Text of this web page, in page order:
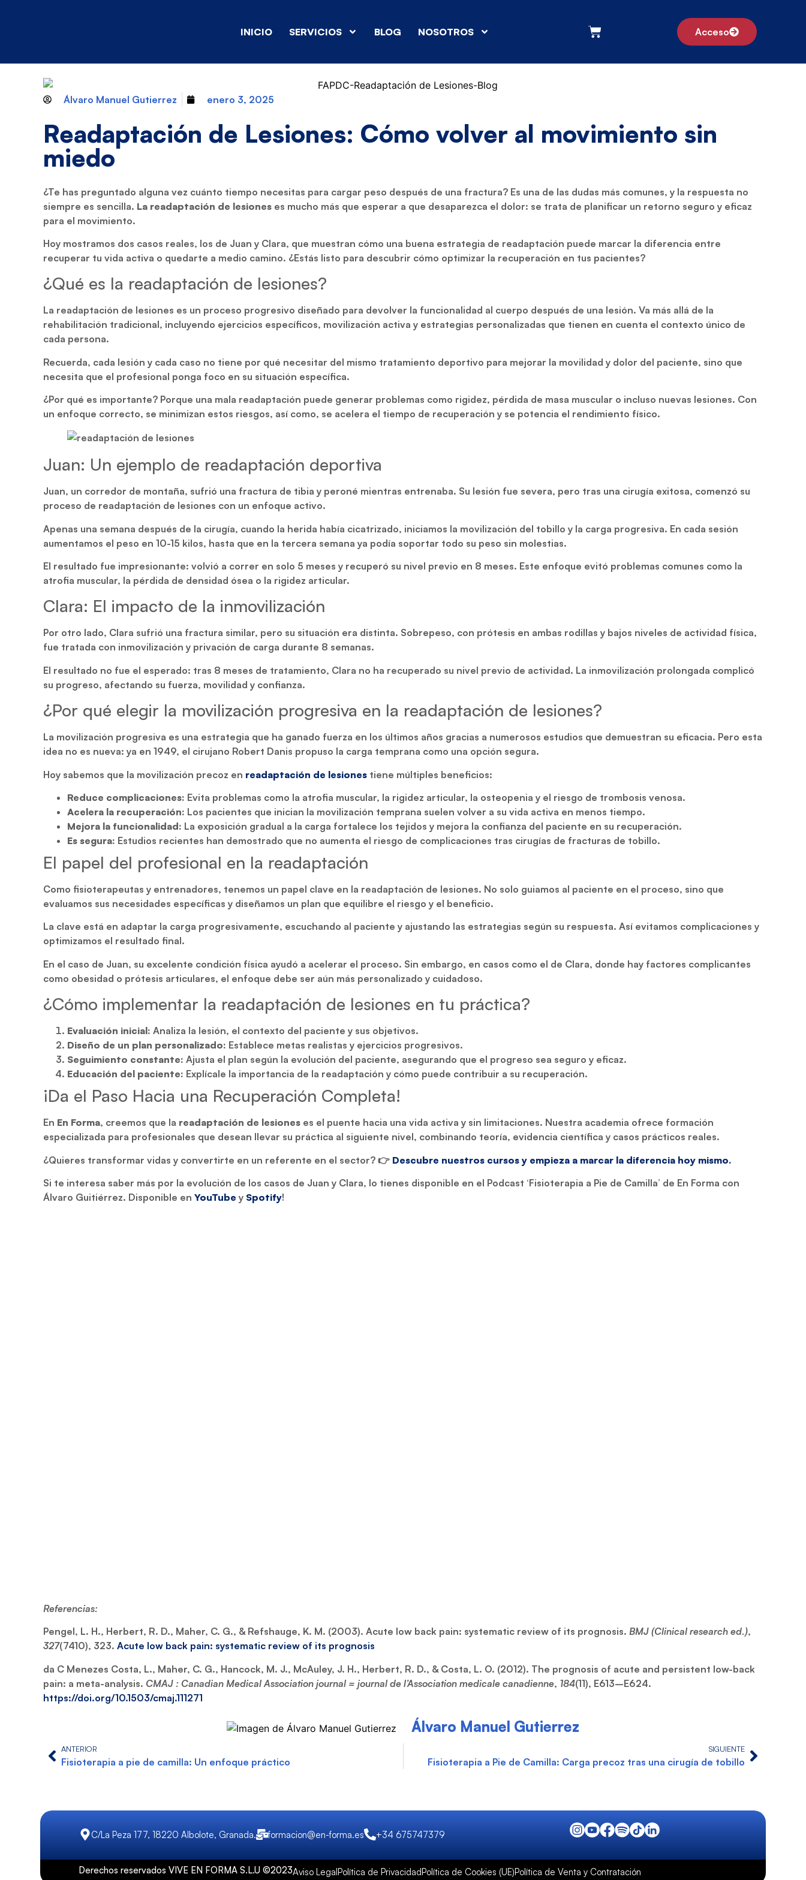
INICIO SERVICIOS BLOG NOSOTROS Acceso
Álvaro Manuel Gutierrez enero 3, 2025
Readaptación de Lesiones: Cómo volver al movimiento sin
miedo
¿Te has preguntado alguna vez cuánto tiempo necesitas para cargar peso después de una fractura? Es una de las dudas más comunes, y la respuesta no
siempre es sencilla. La readaptación de lesiones es mucho más que esperar a que desaparezca el dolor: se trata de planificar un retorno seguro y eficaz
para el movimiento.
Hoy mostramos dos casos reales, los de Juan y Clara, que muestran cómo una buena estrategia de readaptación puede marcar la diferencia entre
recuperar tu vida activa o quedarte a medio camino. ¿Estás listo para descubrir cómo optimizar la recuperación en tus pacientes?
¿Qué es la readaptación de lesiones?
La readaptación de lesiones es un proceso progresivo diseñado para devolver la funcionalidad al cuerpo después de una lesión. Va más allá de la
rehabilitación tradicional, incluyendo ejercicios específicos, movilización activa y estrategias personalizadas que tienen en cuenta el contexto único de
cada persona.
Recuerda, cada lesión y cada caso no tiene por qué necesitar del mismo tratamiento deportivo para mejorar la movilidad y dolor del paciente, sino que
necesita que el profesional ponga foco en su situación específica.
¿Por qué es importante? Porque una mala readaptación puede generar problemas como rigidez, pérdida de masa muscular o incluso nuevas lesiones. Con
un enfoque correcto, se minimizan estos riesgos, así como, se acelera el tiempo de recuperación y se potencia el rendimiento físico.
Juan: Un ejemplo de readaptación deportiva
Juan, un corredor de montaña, sufrió una fractura de tibia y peroné mientras entrenaba. Su lesión fue severa, pero tras una cirugía exitosa, comenzó su
proceso de readaptación de lesiones con un enfoque activo.
Apenas una semana después de la cirugía, cuando la herida había cicatrizado, iniciamos la movilización del tobillo y la carga progresiva. En cada sesión
aumentamos el peso en 10-15 kilos, hasta que en la tercera semana ya podía soportar todo su peso sin molestias.
El resultado fue impresionante: volvió a correr en solo 5 meses y recuperó su nivel previo en 8 meses. Este enfoque evitó problemas comunes como la
atrofia muscular, la pérdida de densidad ósea o la rigidez articular.
Clara: El impacto de la inmovilización
Por otro lado, Clara sufrió una fractura similar, pero su situación era distinta. Sobrepeso, con prótesis en ambas rodillas y bajos niveles de actividad física,
fue tratada con inmovilización y privación de carga durante 8 semanas.
El resultado no fue el esperado: tras 8 meses de tratamiento, Clara no ha recuperado su nivel previo de actividad. La inmovilización prolongada complicó
su progreso, afectando su fuerza, movilidad y confianza.
¿Por qué elegir la movilización progresiva en la readaptación de lesiones?
La movilización progresiva es una estrategia que ha ganado fuerza en los últimos años gracias a numerosos estudios que demuestran su eficacia. Pero esta
idea no es nueva: ya en 1949, el cirujano Robert Danis propuso la carga temprana como una opción segura.
Hoy sabemos que la movilización precoz en readaptación de lesiones tiene múltiples beneficios:
Reduce complicaciones: Evita problemas como la atrofia muscular, la rigidez articular, la osteopenia y el riesgo de trombosis venosa.
Acelera la recuperación: Los pacientes que inician la movilización temprana suelen volver a su vida activa en menos tiempo.
Mejora la funcionalidad: La exposición gradual a la carga fortalece los tejidos y mejora la confianza del paciente en su recuperación.
Es segura: Estudios recientes han demostrado que no aumenta el riesgo de complicaciones tras cirugías de fracturas de tobillo.
El papel del profesional en la readaptación
Como fisioterapeutas y entrenadores, tenemos un papel clave en la readaptación de lesiones. No solo guiamos al paciente en el proceso, sino que
evaluamos sus necesidades específicas y diseñamos un plan que equilibre el riesgo y el beneficio.
La clave está en adaptar la carga progresivamente, escuchando al paciente y ajustando las estrategias según su respuesta. Así evitamos complicaciones y
optimizamos el resultado final.
En el caso de Juan, su excelente condición física ayudó a acelerar el proceso. Sin embargo, en casos como el de Clara, donde hay factores complicantes
como obesidad o prótesis articulares, el enfoque debe ser aún más personalizado y cuidadoso.
¿Cómo implementar la readaptación de lesiones en tu práctica?
Evaluación inicial: Analiza la lesión, el contexto del paciente y sus objetivos.
Diseño de un plan personalizado: Establece metas realistas y ejercicios progresivos.
Seguimiento constante: Ajusta el plan según la evolución del paciente, asegurando que el progreso sea seguro y eficaz.
Educación del paciente: Explícale la importancia de la readaptación y cómo puede contribuir a su recuperación.
¡Da el Paso Hacia una Recuperación Completa!
En En Forma, creemos que la readaptación de lesiones es el puente hacia una vida activa y sin limitaciones. Nuestra academia ofrece formación
especializada para profesionales que desean llevar su práctica al siguiente nivel, combinando teoría, evidencia científica y casos prácticos reales.
¿Quieres transformar vidas y convertirte en un referente en el sector? 👉 Descubre nuestros cursos y empieza a marcar la diferencia hoy mismo.
Si te interesa saber más por la evolución de los casos de Juan y Clara, lo tienes disponible en el Podcast ‘Fisioterapia a Pie de Camilla’ de En Forma con
Álvaro Guitiérrez. Disponible en YouTube y Spotify!
Referencias:
Pengel, L. H., Herbert, R. D., Maher, C. G., & Refshauge, K. M. (2003). Acute low back pain: systematic review of its prognosis. BMJ (Clinical research ed.),
327(7410), 323. Acute low back pain: systematic review of its prognosis
da C Menezes Costa, L., Maher, C. G., Hancock, M. J., McAuley, J. H., Herbert, R. D., & Costa, L. O. (2012). The prognosis of acute and persistent low-back
pain: a meta-analysis. CMAJ : Canadian Medical Association journal = journal de l’Association medicale canadienne, 184(11), E613–E624.
https://doi.org/10.1503/cmaj.111271
Álvaro Manuel Gutierrez
ANTERIOR
Fisioterapia a pie de camilla: Un enfoque práctico
SIGUIENTE
Fisioterapia a Pie de Camilla: Carga precoz tras una cirugía de tobillo
C/La Peza 177, 18220 Albolote, Granada. formacion@en-forma.es +34 675747379
Derechos reservados VIVE EN FORMA S.L.U ©2023Aviso LegalPolítica de PrivacidadPolítica de Cookies (UE)Política de Venta y Contratación